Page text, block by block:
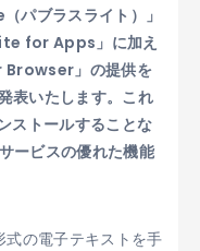
パブラスライト）」
for Apps」に加え
」の提供を
表いたします。これ
ストールすることな
ービスの優れた機能
式の電子テキストを手